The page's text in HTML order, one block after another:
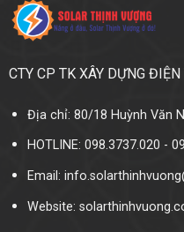
CTY CP TK XÂY DỰNG
Địa chỉ: 80/18 Huỳnh Văn
HOTLINE: 098.3737.020 -
Email:
Website: